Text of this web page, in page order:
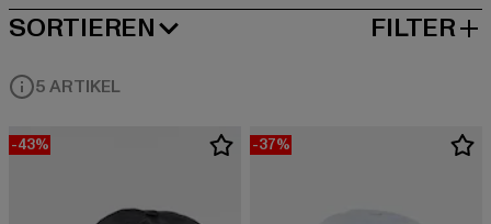
SORTIEREN
BELIEBTESTE FILTER
5 ARTIKEL
-43% -37%